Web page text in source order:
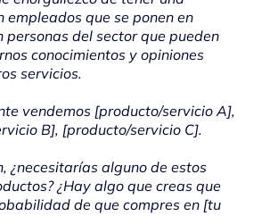
empleados que se ponen en
personas del sector que pueden
conocimientos y opiniones
servicios.
vendemos [producto/servicio A],
B], [producto/servicio C].
¿necesitarías alguno de estos
¿Hay algo que creas que
de que compres en [tu